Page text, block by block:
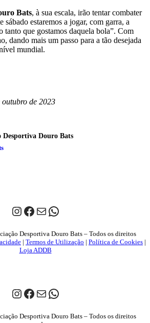
Bats, à sua escala, irão tentar combater
sábado estaremos a jogar, com garra, a
tanto que gostamos daquela bola”. Com
dando mais um passo para a tão desejada
mundial.
outubro de 2023
Desportiva Douro Bats
Instagram
Facebook
MailWhatsApp
Desportiva Douro Bats – Todos os direitos
| Termos de Utilização | Política de Cookies |
Loja ADDB
Instagram
Facebook
MailWhatsApp
Desportiva Douro Bats – Todos os direitos